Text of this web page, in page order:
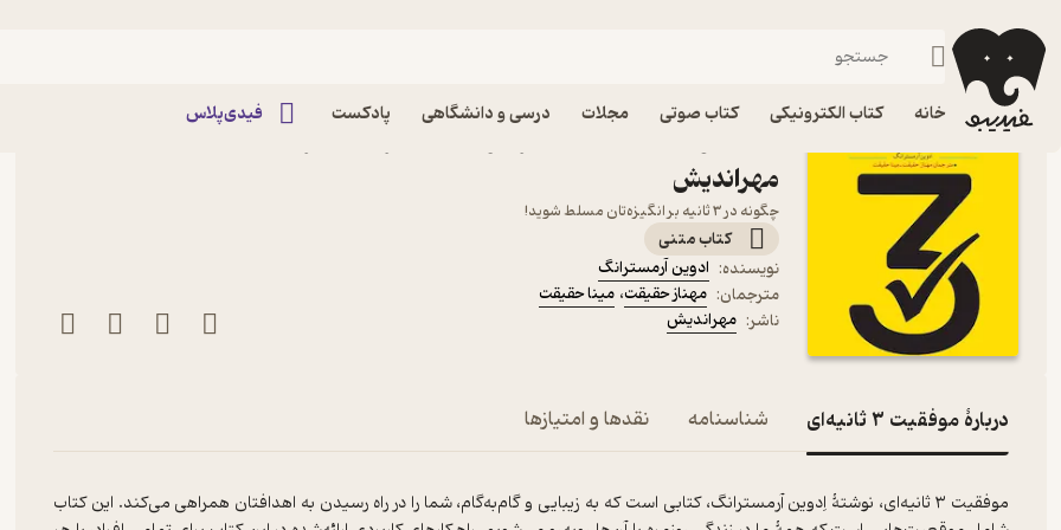
خانه کتاب الکترونیکی کتاب صوتی مجلات درسی و دانشگاهی پادکست فیدی‌پلاس
فیدیبو کتاب الکترونیکی
مهراندیش
چگونه در ۳ ثانیه بر انگیزه‌تان مسلط شوید!
کتاب متنی
نویسنده: ادوین آرمسترانگ
مترجمان: مهناز حقیقت، مینا حقیقت
ناشر: مهراندیش
دربارۀ موفقیت ۳ ثانیه‌ای شناسنامه نقدها و امتیازها
موفقیت ۳ ثانیه‌ای، نوشتۀ اِدوین آرمسترانگ، کتابی است که به زیبایی و گام‌به‌گام، شما را در راه رسیدن به اهدافتان همراهی می‌کند. این کتاب